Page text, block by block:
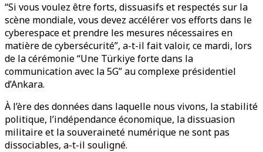
“Si vous voulez être forts, dissuasifs et respectés sur la
scène mondiale, vous devez accélérer vos efforts dans le
cyberespace et prendre les mesures nécessaires en
matière de cybersécurité”, a-t-il fait valoir, ce mardi, lors
de la cérémonie “Une Türkiye forte dans la
communication avec la 5G” au complexe présidentiel
d’Ankara.
À l’ère des données dans laquelle nous vivons, la stabilité
politique, l’indépendance économique, la dissuasion
militaire et la souveraineté numérique ne sont pas
dissociables, a-t-il souligné.